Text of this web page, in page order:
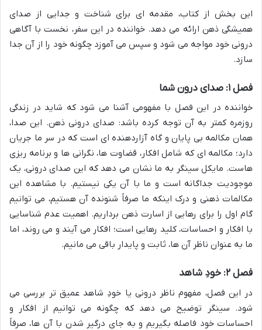
این بخش از کتاب، مقدمه ای برای شناخت و جدایی از صدای
همیشگی ذهن ارائه می دهد. خواننده در این سفر، نخست با آگاهی
درونی خود مواجه می شود و سپس می آموزد چگونه خود را از آن جدا
سازد.
فصل ۱: صدای درون شما
خواننده در این فصل با مفهومی آشنا می شود که شاید در زندگی
روزمره کمتر به آن توجه کرده باشد: صدای درونی ذهن. این صدا،
همان مکالمه بی پایان و گاه آزاردهنده ای است که در سر ما جریان
دارد؛ مکالمه ای که شامل افکار، قضاوت ها، نگرانی ها و برنامه ریزی
هاست. مایکل سینگر به ما نشان می دهد که این صدای درونی، یک
موجودیت جداگانه است و ما با آن یکی نیستیم. با مشاهده این
مکالمات ذهنی و درک اینکه ما صرفاً شنونده آن هستیم، می توانیم
گام اول را برای رهایی از اسارت ذهن برداریم. اهمیت عدم شناسایی
با افکار و احساسات، کلید رهایی است؛ افکار می آیند و می روند، اما
ما به عنوان ناظر آن ها، ثابت و پایدار باقی می مانیم.
فصل ۲: خودِ شاهد
در این فصل، مفهوم ناظر درونی یا خودِ شاهد عمیق تر بررسی می
شود. سینگر توضیح می دهد که چگونه می توانیم از افکار و
احساسات خود فاصله بگیریم و به جای درگیر شدن با آن ها، صرفاً